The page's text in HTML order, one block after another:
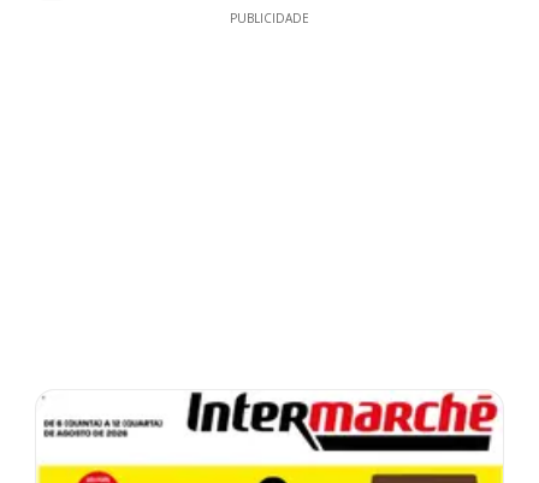
PUBLICIDADE